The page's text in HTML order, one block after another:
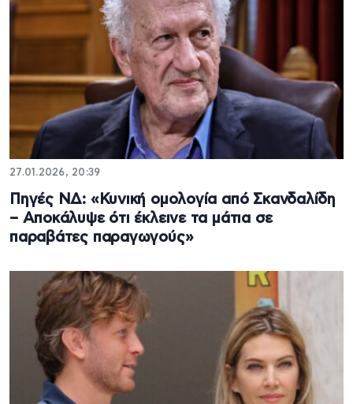
27.01.2026, 20:39
Πηγές ΝΔ: «Κυνική ομολογία από Σκανδαλίδη
– Αποκάλυψε ότι έκλεινε τα μάτια σε
παραβάτες παραγωγούς»